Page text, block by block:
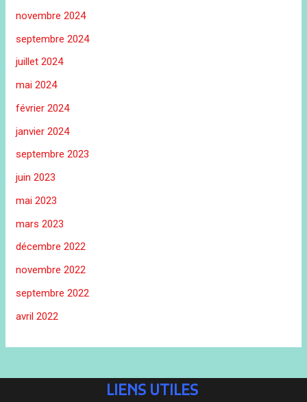
novembre 2024
septembre 2024
juillet 2024
mai 2024
février 2024
janvier 2024
septembre 2023
juin 2023
mai 2023
mars 2023
décembre 2022
novembre 2022
septembre 2022
avril 2022
LIENS UTILES